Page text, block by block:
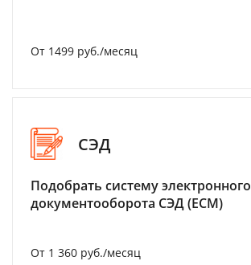
От 1499 руб./месяц
СЭД
Подобрать систему электронного
документооборота СЭД (ECM)
От 1 360 руб./месяц